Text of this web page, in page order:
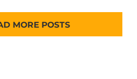
MORE POSTS